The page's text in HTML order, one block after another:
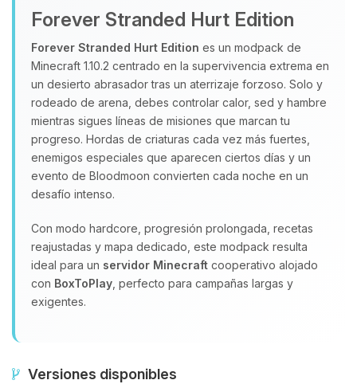
Forever Stranded Hurt Edition
Forever Stranded Hurt Edition es un modpack de
Minecraft 1.10.2 centrado en la supervivencia extrema en
un desierto abrasador tras un aterrizaje forzoso. Solo y
rodeado de arena, debes controlar calor, sed y hambre
mientras sigues líneas de misiones que marcan tu
progreso. Hordas de criaturas cada vez más fuertes,
enemigos especiales que aparecen ciertos días y un
evento de Bloodmoon convierten cada noche en un
desafío intenso.
Con modo hardcore, progresión prolongada, recetas
reajustadas y mapa dedicado, este modpack resulta
ideal para un servidor Minecraft cooperativo alojado
con BoxToPlay , perfecto para campañas largas y
exigentes.
Versiones disponibles
07/08/2026 01:38